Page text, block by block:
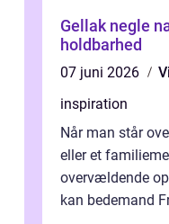
Gellak negle naturligt look med lang
holdbarhed
07 juni 2026
inspiration
Når man står
eller et
overvældende
kan bedemand